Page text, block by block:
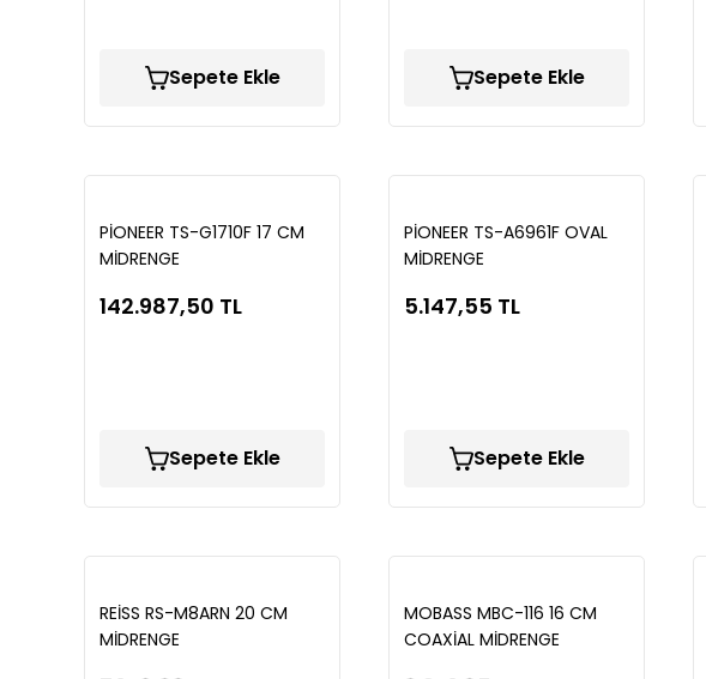
Sepete Ekle Sepete Ekle
PİONEER TS-G1710F 17 CM
MİDRENGE
142.987,50 TL
Sepete Ekle
PİONEER TS-A6961F OVAL
MİDRENGE
5.147,55 TL
Sepete Ekle
REİSS RS-M8ARN 20 CM
MİDRENGE
MOBASS MBC-116 16 CM
COAXİAL MİDRENGE